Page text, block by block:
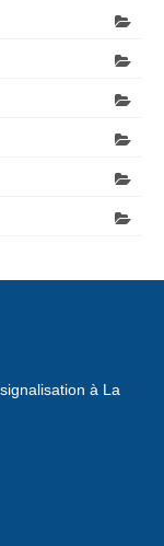
à La